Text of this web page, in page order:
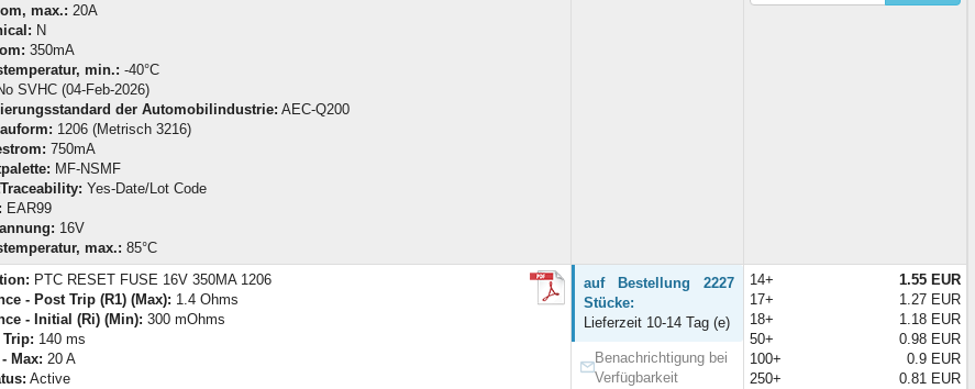
max.: 20A
N
350mA
min.: -40°C
SVHC (04-Feb-2026)
der Automobilindustrie: AEC-Q200
1206 (Metrisch 3216)
750mA
MF-NSMF
Yes-Date/Lot Code
EAR99
16V
max.: 85°C
PTC RESET FUSE 16V 350MA 1206
- Post Trip (R1) (Max): 1.4 Ohms
- Initial (Ri) (Min): 300 mOhms
140 ms
Max: 20 A
Active
auf Bestellung 2227
Stücke:
Lieferzeit 10-14 Tag (e)
Benachrichtigung bei
Verfügbarkeit
14+
1.55 EUR
17+
1.27 EUR
18+
1.18 EUR
50+
0.98 EUR
100+
0.9 EUR
250+
0.81 EUR